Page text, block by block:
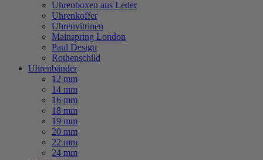
Uhrenboxen aus Leder
Uhrenkoffer
Uhrenvitrinen
Mainspring London
Paul Design
Rothenschild
Uhrenbänder
12 mm
14 mm
16 mm
18 mm
19 mm
20 mm
22 mm
24 mm